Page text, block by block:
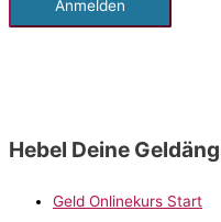
Hebel Deine
Geld Onlinekurs Start